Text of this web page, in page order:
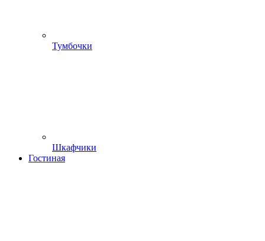
Тумбочки
Шкафчики
Гостиная